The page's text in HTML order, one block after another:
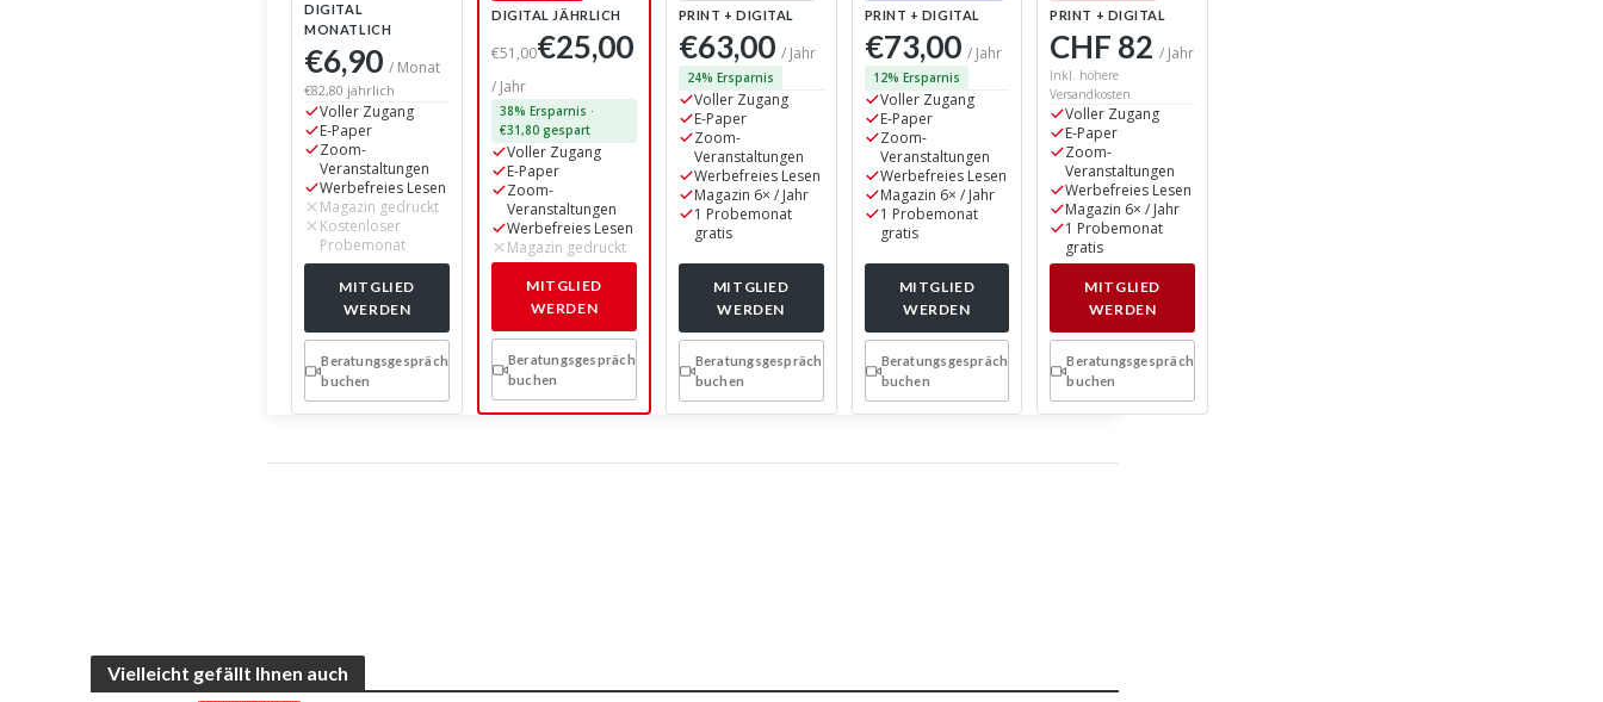
DIGITAL
MONATLICH
€6,90/ Monat
€82,80 jährlich
Voller Zugang
E-Paper
Zoom-
Veranstaltungen
Werbefreies Lesen
Magazin gedruckt
Kostenloser
Probemonat
MITGLIED
WERDEN
Beratungsgespräch
buchen
DIGITAL JÄHRLICH
€51,00€25,00
/ Jahr
38% Ersparnis ·
€31,80 gespart
Voller Zugang
E-Paper
Zoom-
Veranstaltungen
Werbefreies Lesen
Magazin gedruckt
MITGLIED
WERDEN
Beratungsgespräch
buchen
PRINT + DIGITAL
€63,00 / Jahr
24% Ersparnis
Voller Zugang
E-Paper
Zoom-
Veranstaltungen
Werbefreies Lesen
Magazin 6× / Jahr
1 Probemonat
gratis
MITGLIED
WERDEN
Beratungsgespräch
buchen
PRINT + DIGITAL
€73,00 / Jahr
12% Ersparnis
Voller Zugang
E-Paper
Zoom-
Veranstaltungen
Werbefreies Lesen
Magazin 6× / Jahr
1 Probemonat
gratis
MITGLIED
WERDEN
Beratungsgespräch
buchen
PRINT + DIGITAL
CHF 82/ Jahr
Inkl. höhere
Versandkosten
Voller Zugang
E-Paper
Zoom-
Veranstaltungen
Werbefreies Lesen
Magazin 6× / Jahr
1 Probemonat
gratis
MITGLIED
WERDEN
Beratungsgespräch
buchen
Vielleicht gefällt Ihnen auch